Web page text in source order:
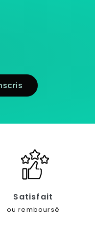
Satisfait
ou remboursé